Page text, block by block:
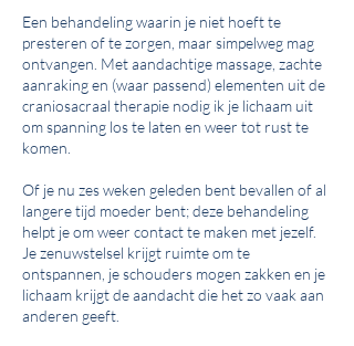
Een behandeling waarin je niet hoeft te
presteren of te zorgen, maar simpelweg mag
ontvangen. Met aandachtige massage, zachte
aanraking en (waar passend) elementen uit de
craniosacraal therapie nodig ik je lichaam uit
om spanning los te laten en weer tot rust te
komen.
Of je nu zes weken geleden bent bevallen of al
langere tijd moeder bent; deze behandeling
helpt je om weer contact te maken met jezelf.
Je zenuwstelsel krijgt ruimte om te
ontspannen, je schouders mogen zakken en je
lichaam krijgt de aandacht die het zo vaak aan
anderen geeft.